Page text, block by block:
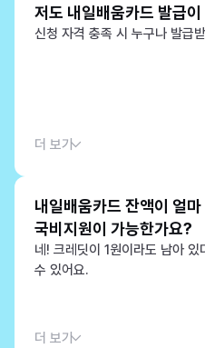
저도 내일배움카드 발급
신청 자격 충족 시 누구나 발급
더 보기
내일배움카드 잔액이 얼마
국비지원이 가능한가요?
네! 크레딧이 1원이라도 남아
수 있어요.
더 보기